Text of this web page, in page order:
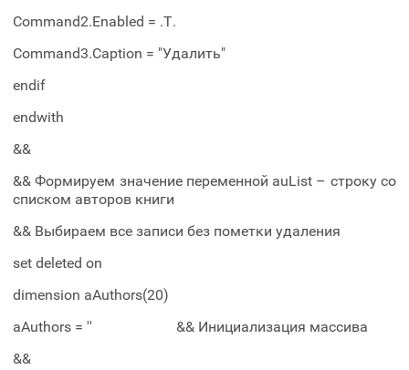
Command2.Enabled = .T.
Command3.Caption = "Удалить"
endif
endwith
&&
&& Формируем значение переменной auList – строку со
списком авторов книги
&& Выбираем все записи без пометки удаления
set deleted on
dimension aAuthors(20)
aAuthors = '' && Инициализация массива
&&